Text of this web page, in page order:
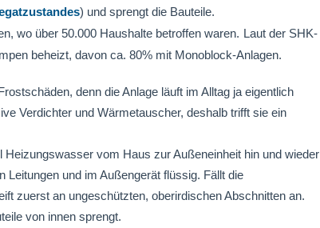
) und sprengt die Bauteile.
wo über 50.000 Haushalte betroffen waren. Laut der SHK-
beheizt, davon ca. 80% mit Monoblock-Anlagen.
denn die Anlage läuft im Alltag ja eigentlich
Verdichter und Wärmetauscher, deshalb trifft sie ein
vom Haus zur Außeneinheit hin und wieder
und im Außengerät flüssig. Fällt die
zuerst an ungeschützten, oberirdischen Abschnitten an.
von innen sprengt.